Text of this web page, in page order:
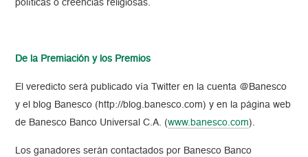
políticas o creencias religiosas.
De la Premiación y los Premios
El veredicto será publicado vía Twitter en la cuenta @Banesco
y el blog Banesco (http://blog.banesco.com) y en la página web
de Banesco Banco Universal C.A. (www.banesco.com).
Los ganadores serán contactados por Banesco Banco